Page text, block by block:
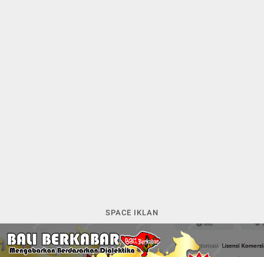
SPACE IKLAN